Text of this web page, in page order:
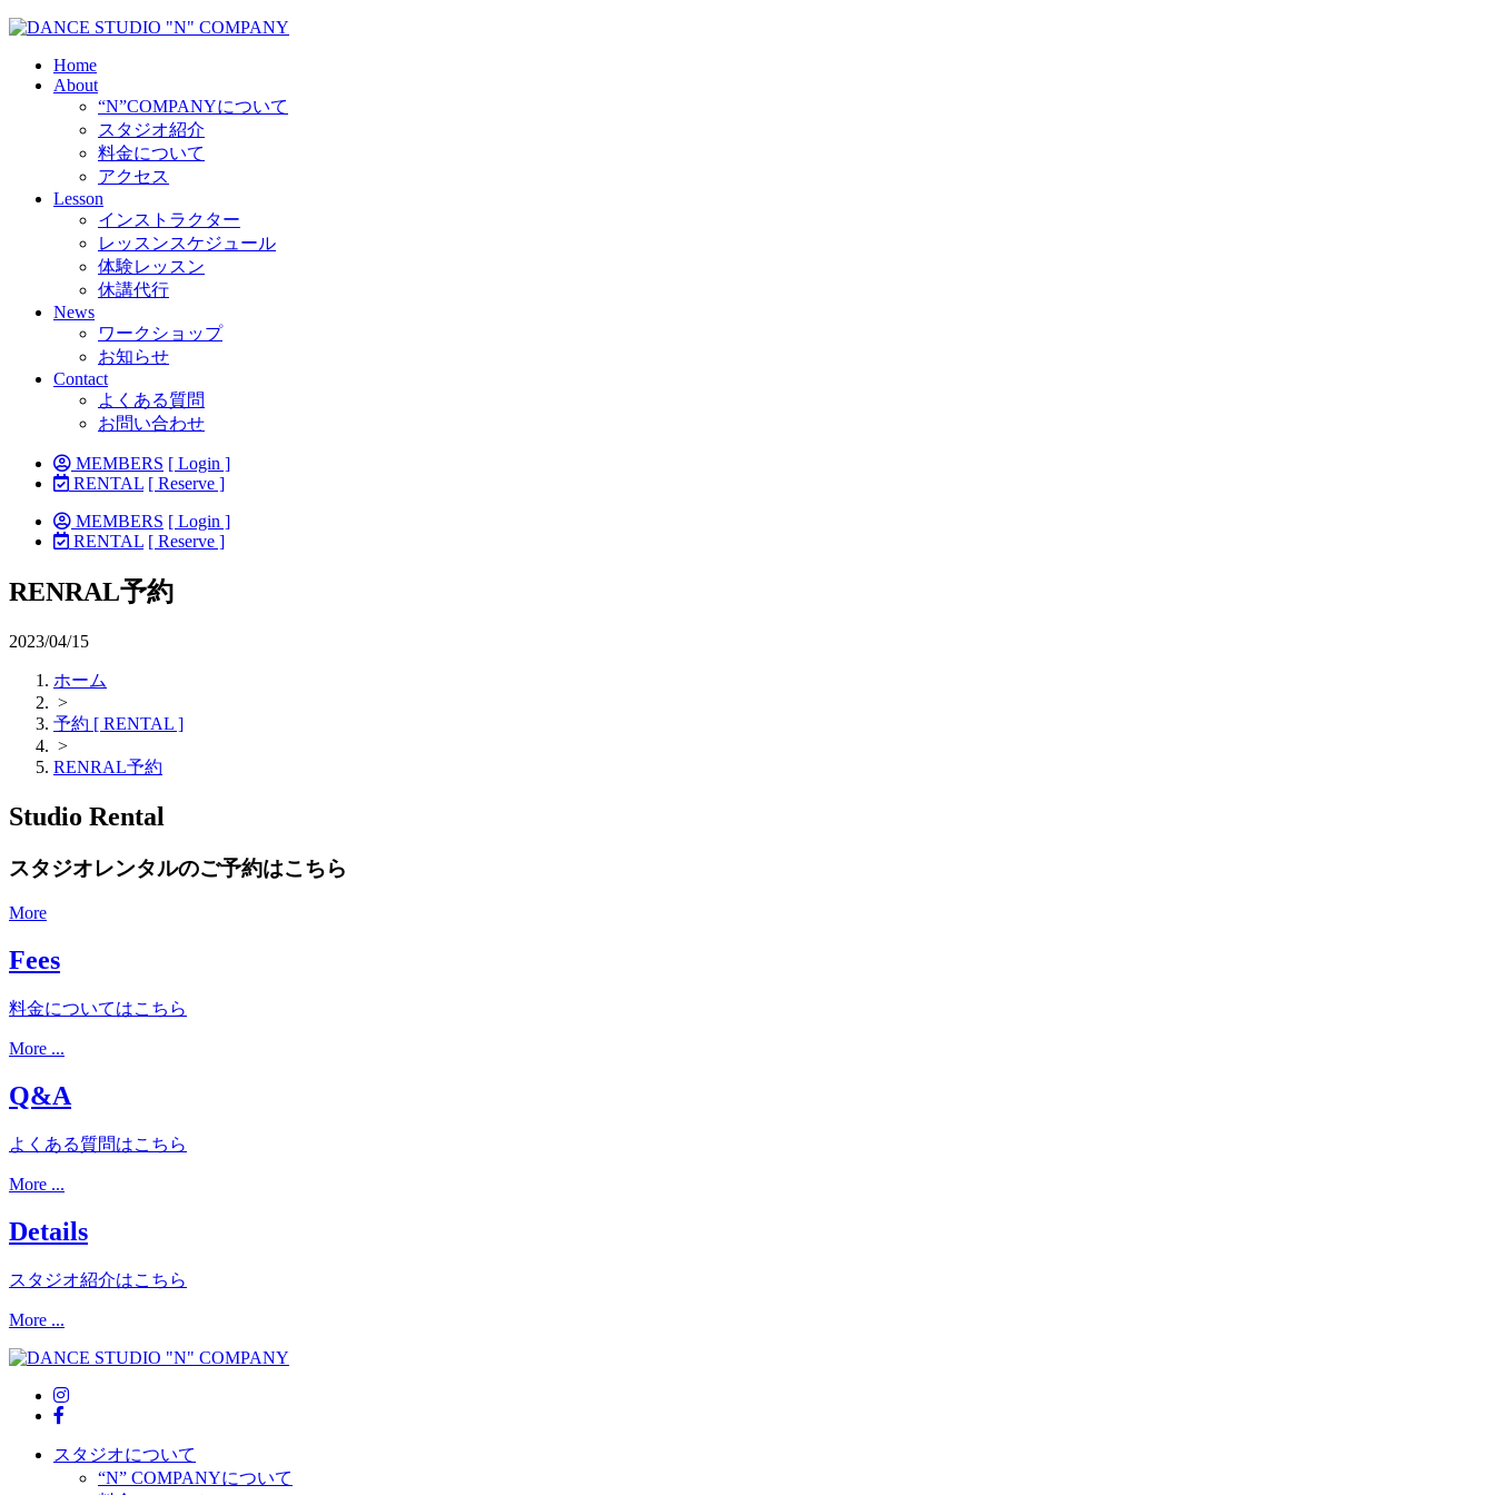
Home
About
“N”COMPANYについて
スタジオ紹介
料金について
アクセス
Lesson
インストラクター
レッスンスケジュール
体験レッスン
休講代行
News
ワークショップ
お知らせ
Contact
よくある質問
お問い合わせ
MEMBERS [ Login ]
RENTAL [ Reserve ]
MEMBERS [ Login ]
RENTAL [ Reserve ]
RENRAL予約
2023/04/15
ホーム
>
予約 [ RENTAL ]
>
RENRAL予約
Studio Rental
スタジオレンタルのご予約はこちら
More
Fees
料金についてはこちら
More ...
Q&A
よくある質問はこちら
More ...
Details
スタジオ紹介はこちら
More ...
スタジオについて
“N” COMPANYについて